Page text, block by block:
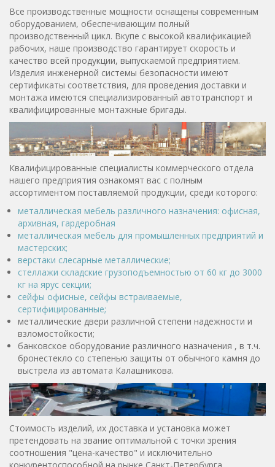
Все производственные мощности оснащены современным
оборудованием, обеспечивающим полный
производственный цикл. Вкупе с высокой квалификацией
рабочих, наше производство гарантирует скорость и
качество всей продукции, выпускаемой предприятием.
Изделия инженерной системы безопасности имеют
сертификаты соответствия, для проведения доставки и
монтажа имеются специализированный автотранспорт и
квалифицированные монтажные бригады.
Квалифицированные специалисты коммерческого отдела
нашего предприятия ознакомят вас с полным
ассортиментом поставляемой продукции, среди которого:
металлическая мебель различного назначения: офисная,
архивная, гардеробная
металлическая мебель для промышленных предприятий и
мастерских;
верстаки слесарные металлические;
стеллажи складские грузоподъемностью от 60 кг до 3000
кг на ярус секции;
сейфы офисные, сейфы встраиваемые,
сертифицированные;
металлические двери различной степени надежности и
взломостойкости;
банковское оборудование различного назначения , в т.ч.
бронестекло со степенью защиты от обычного камня до
выстрела из автомата Калашникова.
Стоимость изделий, их доставка и установка может
претендовать на звание оптимальной с точки зрения
соотношения "цена-качество" и исключительно